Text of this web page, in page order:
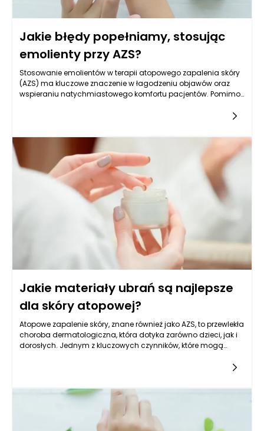
Jakie błędy popełniamy, stosując
emolienty przy AZS?
Stosowanie emolientów w terapii atopowego zapalenia skóry
(AZS) ma kluczowe znaczenie w łagodzeniu objawów oraz
wspieraniu natychmiastowego komfortu pacjentów. Pomimo
mogą prowadzić do pogorszenia stanu skóry. Często zdarza
lekarzy, co może podważać ich skuteczność. Warto zatem
zwrócić uwagę na właściwą technikę aplikacji oraz dobór
preparatów, by maksymalizować korzyści związane z ich
stosowaniem.
Jakie materiały ubrań są najlepsze
dla skóry atopowej?
Atopowe zapalenie skóry, znane również jako AZS, to przewlekła
choroba dermatologiczna, która dotyka zarówno dzieci, jak i
dorosłych. Jednym z kluczowych czynników, które mogą
poszukiwanie tkanin, które nie tylko nie będą jej szkodzić, ale
także wspomogą regenerację, staje się priorytetem. Odkryjmy
zatem, jakie materiały są najodpowiedniejsze dla tych, którzy
zmagają się z atopowym zapaleniem skóry.